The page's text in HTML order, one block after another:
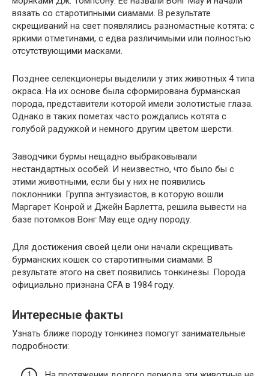
вязать со старотипными сиамами. В результате
скрещиваний на свет появлялись разномастные котята: с
яркими отметинами, с едва различимыми или полностью
отсутствующими масками.
Позднее селекционеры выделили у этих животных 4 типа
окраса. На их основе была сформирована бурманская
порода, представители которой имели золотистые глаза.
Однако в таких пометах часто рождались котята с
голубой радужкой и немного другим цветом шерсти.
Заводчики бурмы нещадно выбраковывали
нестандартных особей. И неизвестно, что было бы с
этими животными, если бы у них не появились
поклонники. Группа энтузиастов, в которую вошли
Маргарет Конрой и Джейн Барлетта, решила вывести на
базе потомков Вонг Мау еще одну породу.
Для достижения своей цели они начали скрещивать
бурманских кошек со старотипными сиамами. В
результате этого на свет появились тонкинезы. Порода
официально признана CFA в 1984 году.
Интересные факты
Узнать ближе породу тонкинез помогут занимательные
подробности: